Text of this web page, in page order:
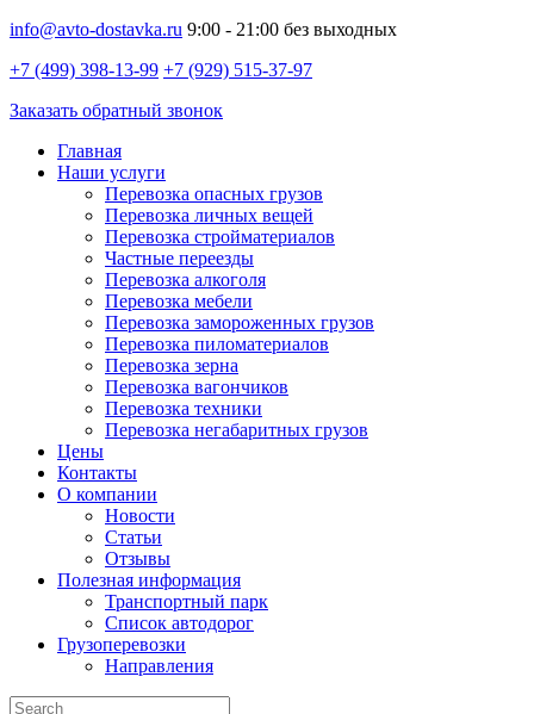
info@avto-dostavka.ru 9:00 - 21:00 без выходных
+7 (499) 398-13-99 +7 (929) 515-37-97
Заказать обратный звонок
Главная
Наши услуги
Перевозка опасных грузов
Перевозка личных вещей
Перевозка стройматериалов
Частные переезды
Перевозка алкоголя
Перевозка мебели
Перевозка замороженных грузов
Перевозка пиломатериалов
Перевозка зерна
Перевозка вагончиков
Перевозка техники
Перевозка негабаритных грузов
Цены
Контакты
О компании
Новости
Статьи
Отзывы
Полезная информация
Транспортный парк
Список автодорог
Грузоперевозки
Направления